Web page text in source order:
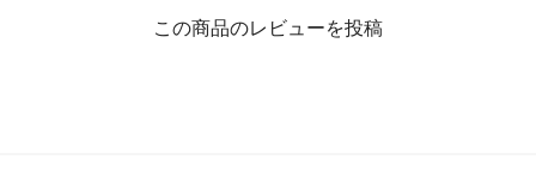
この商品のレビューを投稿